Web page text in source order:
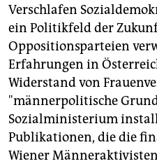
Verschlafen
ein Politikfeld der
Oppositionsparteien
Erfahrungen in
Widerstand von
"männerpolitische
Sozialministerium
Publikationen, die die
Wiener